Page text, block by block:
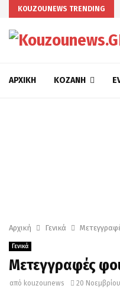
KOUZOUNEWS TRENDING
ΑΡΧΙΚΉ ΚΟΖΆΝΗ
Αρχική Γενικά
Γενικά
Μετεγγραφές
από kouzounews 20